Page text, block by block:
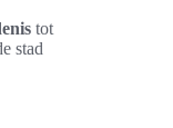
tot
stad